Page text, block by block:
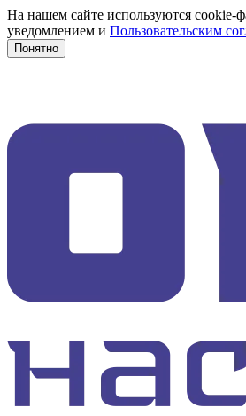
На нашем сайте используются cookie-
уведомлением и Пользовательским
Понятно